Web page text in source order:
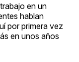
en un
hablan
por primera vez
en unos años